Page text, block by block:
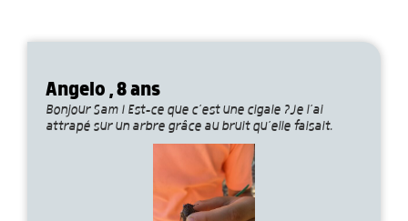
Angelo , 8 ans
Bonjour Sam ! Est-ce que c’est une cigale ?Je l’ai
attrapé sur un arbre grâce au bruit qu’elle faisait.